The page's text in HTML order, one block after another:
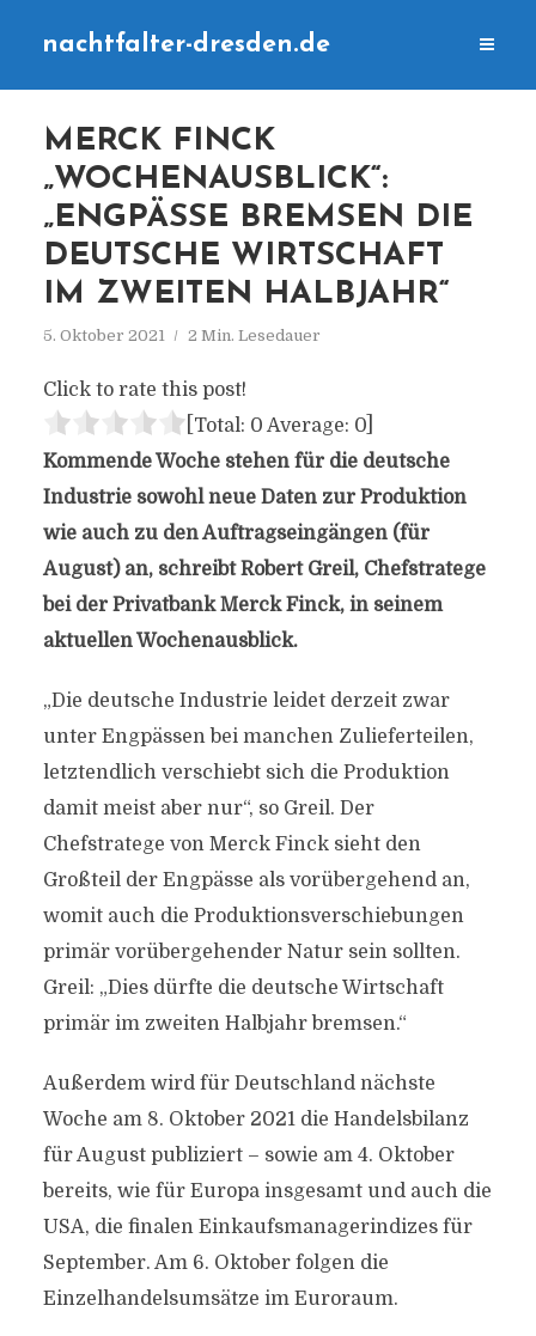
nachtfalter-dresden.de
MERCK FINCK
„WOCHENAUSBLICK“:
„ENGPÄSSE BREMSEN DIE
DEUTSCHE WIRTSCHAFT
IM ZWEITEN HALBJAHR“
5. Oktober 2021 2 Min. Lesedauer
Click to rate this post!
[Total: 0 Average: 0]
Kommende Woche stehen für die deutsche
Industrie sowohl neue Daten zur Produktion
wie auch zu den Auftragseingängen (für
August) an, schreibt Robert Greil, Chefstratege
bei der Privatbank Merck Finck, in seinem
aktuellen Wochenausblick.
„Die deutsche Industrie leidet derzeit zwar
unter Engpässen bei manchen Zulieferteilen,
letztendlich verschiebt sich die Produktion
damit meist aber nur“, so Greil. Der
Chefstratege von Merck Finck sieht den
Großteil der Engpässe als vorübergehend an,
womit auch die Produktionsverschiebungen
primär vorübergehender Natur sein sollten.
Greil: „Dies dürfte die deutsche Wirtschaft
primär im zweiten Halbjahr bremsen.“
Außerdem wird für Deutschland nächste
Woche am 8. Oktober 2021 die Handelsbilanz
für August publiziert – sowie am 4. Oktober
bereits, wie für Europa insgesamt und auch die
USA, die finalen Einkaufsmanagerindizes für
September. Am 6. Oktober folgen die
Einzelhandelsumsätze im Euroraum.